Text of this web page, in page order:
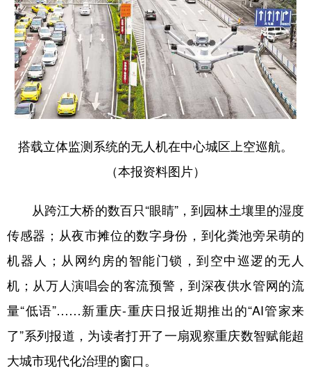
搭载立体监测系统的无人机在中心城区上空巡航。
（本报资料图片）
从跨江大桥的数百只“眼睛”，到园林土壤里的湿度
传感器；从夜市摊位的数字身份，到化粪池旁呆萌的
机器人；从网约房的智能门锁，到空中巡逻的无人
机；从万人演唱会的客流预警，到深夜供水管网的流
量“低语”……新重庆-重庆日报近期推出的“AI管家来
了”系列报道，为读者打开了一扇观察重庆数智赋能超
大城市现代化治理的窗口。